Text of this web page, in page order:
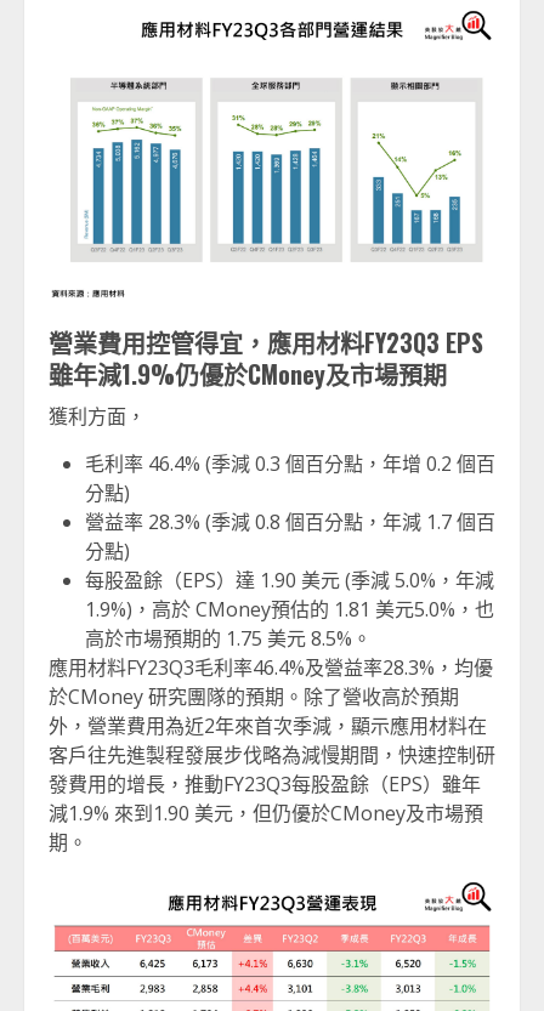
營業費用控管得宜，應用材料FY23Q3 EPS
雖年減1.9%仍優於CMoney及市場預期
獲利方面，
毛利率 46.4% (季減 0.3 個百分點，年增 0.2 個百
分點)
營益率 28.3% (季減 0.8 個百分點，年減 1.7 個百
分點)
每股盈餘（EPS）達 1.90 美元 (季減 5.0%，年減
1.9%)，高於 CMoney預估的 1.81 美元5.0%，也
高於市場預期的 1.75 美元 8.5%。
應用材料FY23Q3毛利率46.4%及營益率28.3%，均優
於CMoney 研究團隊的預期。除了營收高於預期
外，營業費用為近2年來首次季減，顯示應用材料在
客戶往先進製程發展步伐略為減慢期間，快速控制研
發費用的增長，推動FY23Q3每股盈餘（EPS）雖年
減1.9% 來到1.90 美元，但仍優於CMoney及市場預
期。